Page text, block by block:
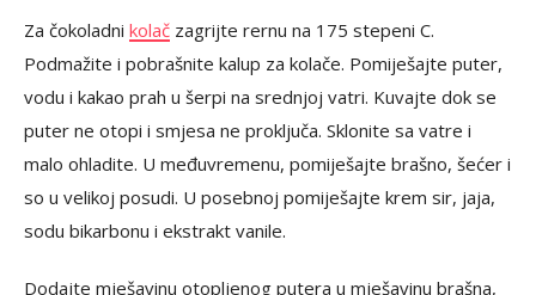
Za čokoladni kolač zagrijte rernu na 175 stepeni C.
Podmažite i pobrašnite kalup za kolače. Pomiješajte puter,
vodu i kakao prah u šerpi na srednjoj vatri. Kuvajte dok se
puter ne otopi i smjesa ne proključa. Sklonite sa vatre i
malo ohladite. U međuvremenu, pomiješajte brašno, šećer i
so u velikoj posudi. U posebnoj pomiješajte krem sir, jaja,
sodu bikarbonu i ekstrakt vanile.
Dodajte mješavinu otopljenog putera u mješavinu brašna,